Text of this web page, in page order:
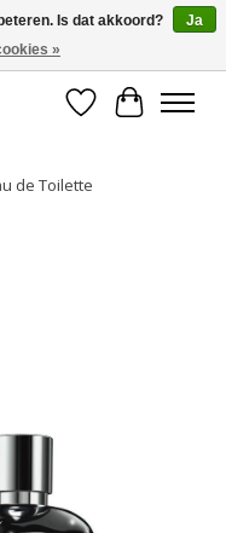
opzegbaar
Verlanglijst
de Toilette
Is dat akkoord?
Ja
»